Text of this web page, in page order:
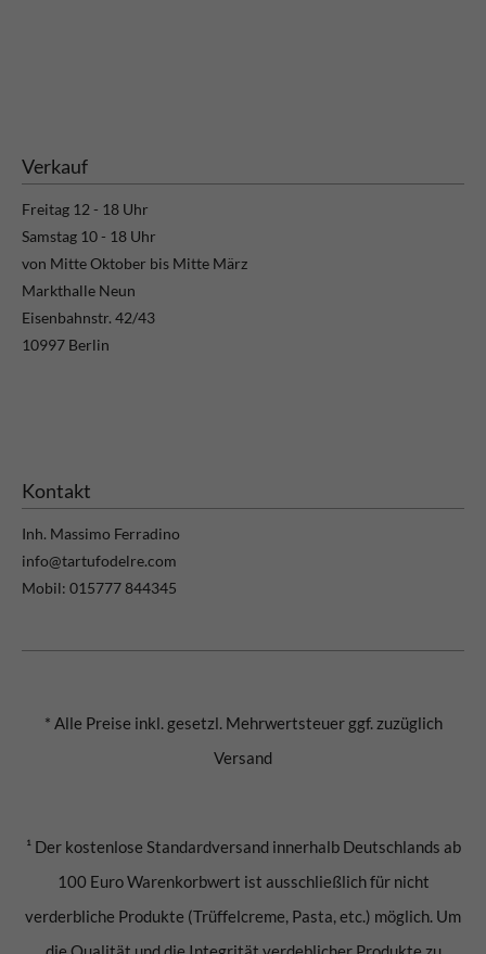
Verkauf
Freitag 12 - 18 Uhr
Samstag 10 - 18 Uhr
von Mitte Oktober bis Mitte März
Markthalle Neun
Eisenbahnstr. 42/43
10997 Berlin
Kontakt
Inh. Massimo Ferradino
info@tartufodelre.com
Mobil: 015777 844345
* Alle Preise inkl. gesetzl. Mehrwertsteuer ggf. zuzüglich
Versand
¹ Der kostenlose Standardversand innerhalb Deutschlands ab
100 Euro Warenkorbwert ist ausschließlich für nicht
verderbliche Produkte (Trüffelcreme, Pasta, etc.) möglich. Um